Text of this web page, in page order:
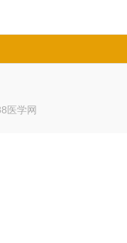
医学网